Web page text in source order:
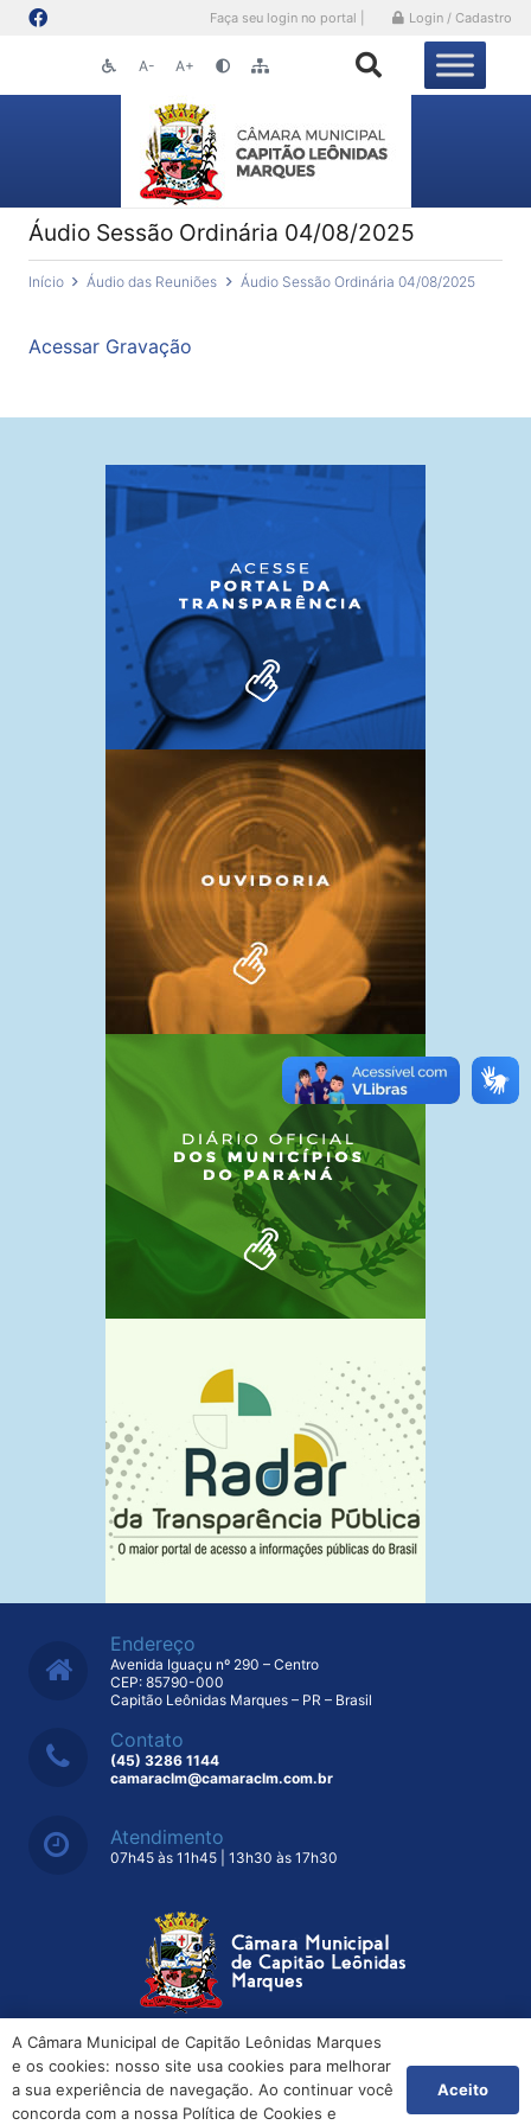
Faça seu login no portal | Login / Cadastro
A- A+
Áudio Sessão Ordinária 04/08/2025
Início Áudio das Reuniões Áudio Sessão Ordinária 04/08/2025
Acessar Gravação
Endereço
Avenida Iguaçu nº 290 – Centro
CEP: 85790-000
Capitão Leônidas Marques – PR – Brasil
Contato
(45) 3286 1144
camaraclm@camaraclm.com.br
Atendimento
07h45 às 11h45 | 13h30 às 17h30
© Copyright – 2025 – Todos os direitos reservados – MGData
Tecnologia®
A Câmara Municipal de Capitão Leônidas Marques
e os cookies: nosso site usa cookies para melhorar
a sua experiência de navegação. Ao continuar você
concorda com a nossa Política de Cookies e
Aceito